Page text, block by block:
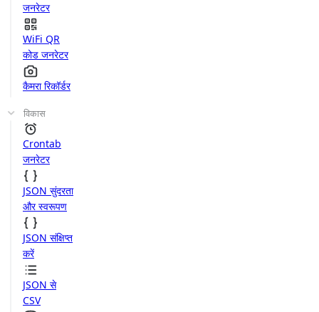
जनरेटर
WiFi QR
कोड जनरेटर
कैमरा रिकॉर्डर
विकास
Crontab
जनरेटर
JSON सुंदरता
और स्वरूपण
JSON संक्षिप्त
करें
JSON से
CSV